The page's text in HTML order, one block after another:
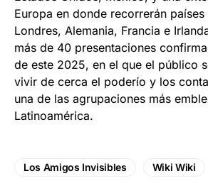
Europa en donde recorrerán
Londres, Alemania, Francia e
más de 40 presentaciones
de este 2025, en el que el público
vivir de cerca el poderío y los
una de las agrupaciones más
Latinoamérica.
Los Amigos Invisibles Wiki Wiki